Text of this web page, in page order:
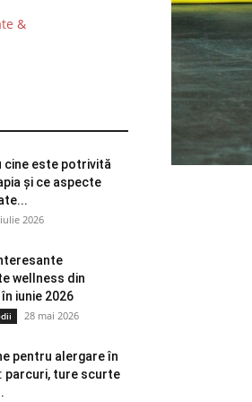
&
cine este potrivită
și ce aspecte
2026
wellness din
iunie 2026
28 mai 2026
pentru alergare în
parcuri, ture scurte